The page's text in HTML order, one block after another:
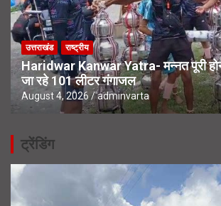
उत्तराखंड राष्ट्रीय
Haridwar Kanwar Yatra- मन्नत पूरी
जा रहे 101 लीटर गंगाजल
August 4, 2026 adminvarta
ट्रेंडिंग